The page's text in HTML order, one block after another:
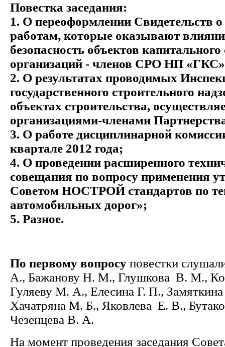
Повестка заседания:
1. О переоформлении Свидетельств о
работам, которые оказывают
безопасность объектов капитального
организаций - членов СРО НП «ГКС»
2. О результатах проводимых
государственного строительного
объектах строительства,
организациями-членами
3. О работе дисциплинарной
квартале 2012 года;
4. О проведении расширенного
совещания по вопросу применения
Советом НОСТРОЙ стандартов по
автомобильных дорог»;
5. Разное.
По первому вопросу повестки
А., Бажанову Н. М., Глушкова В. М.,
Гуляеву М. А., Елесина Г. П.,
Хачатряна М. Б., Яковлева Е. В.,
Чезенцева В. А.
На момент проведения заседания